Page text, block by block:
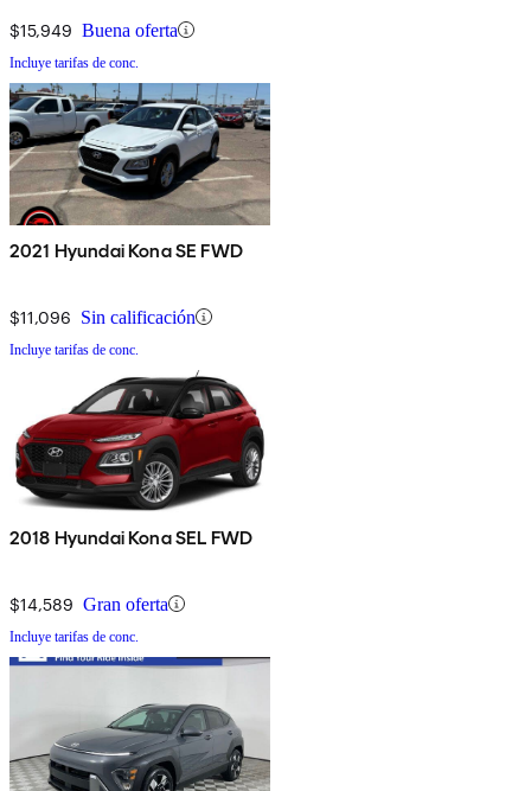
$15,949 Buena oferta
Incluye tarifas de conc.
2021 Hyundai Kona SE FWD
$11,096 Sin calificación
Incluye tarifas de conc.
2018 Hyundai Kona SEL FWD
$14,589 Gran oferta
Incluye tarifas de conc.